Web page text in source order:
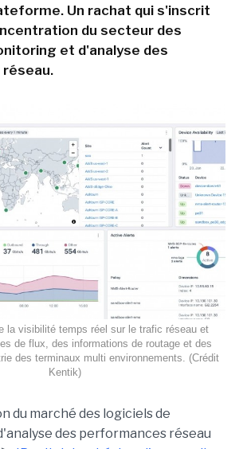
Un rachat qui s'inscrit
du secteur des
et d'analyse des
la visibilité temps réel sur le trafic réseau et
de flux, des informations de routage et des
des terminaux multi environnements. (Crédit
Kentik)
du marché des logiciels de
des performances réseau